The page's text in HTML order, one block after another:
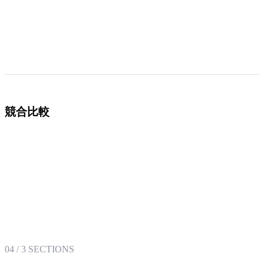
競合比較
04 /3 SECTIONS